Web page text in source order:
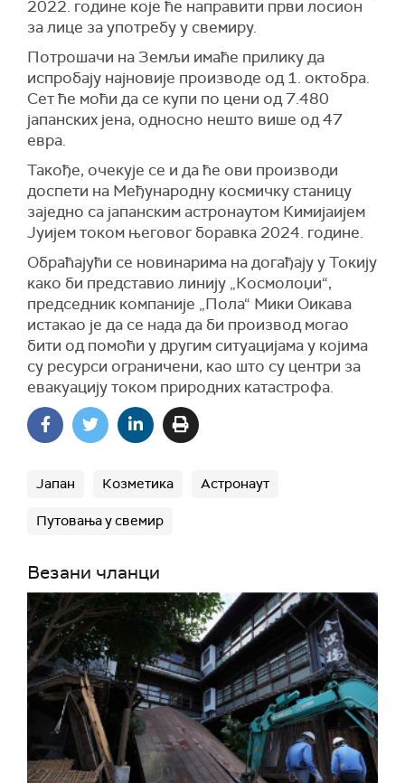
2022. године које ће направити први лосион
за лице за употребу у свемиру.
Потрошачи на Земљи имаће прилику да
испробају најновије производе од 1. октобра.
Сет ће моћи да се купи по цени од 7.480
јапанских јена, односно нешто више од 47
евра.
Такође, очекује се и да ће ови производи
доспети на Међународну космичку станицу
заједно са јапанским астронаутом Кимијаијем
Јуијем током његовог боравка 2024. године.
Обраћајући се новинарима на догађају у Токију
како би представио линију „Космолоџи“,
председник компаније „Пола“ Мики Оикава
истакао је да се нада да би производ могао
бити од помоћи у другим ситуацијама у којима
су ресурси ограничени, као што су центри за
евакуацију током природних катастрофа.
Јапан Козметика Астронаут
Путовања у свемир
Везани чланци